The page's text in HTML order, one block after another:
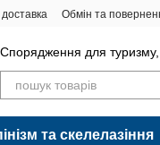
Обмін та
Спорядження для туризму,
та скелелазіння